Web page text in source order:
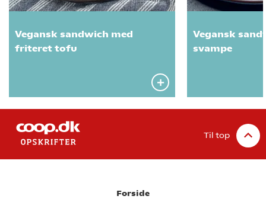
Vegansk sandwich med
friteret tofu
Vegansk
svampe
Til top
Forside